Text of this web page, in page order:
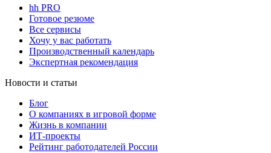
hh PRO
Готовое резюме
Все сервисы
Хочу у вас работать
Производственный календарь
Экспертная рекомендация
Новости и статьи
Блог
О компаниях в игровой форме
Жизнь в компании
ИТ-проекты
Рейтинг работодателей России